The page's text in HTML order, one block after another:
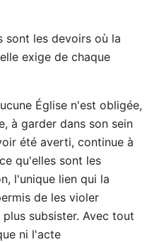
sont les devoirs où la
exige de chaque
Église n'est obligée,
à garder dans son sein
été averti, continue à
qu'elles sont les
l'unique lien qui la
de les violer
subsister. Avec tout
ni l'acte